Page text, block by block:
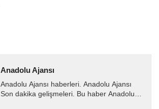
Anadolu Ajansı
Anadolu Ajansı haberleri. Anadolu Ajansı
Son dakika gelişmeleri. Bu haber Anadolu